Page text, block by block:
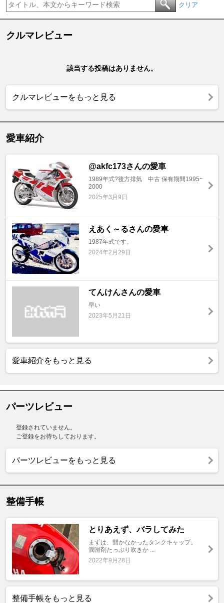
クリア
クルマレビュー
該当する投稿はありません。
クルマレビューをもっと見る
愛車紹介
@akfc173さんの愛車
1989年式?後方排気 中古 保有期間1995~
2000
2025年3月9日
えあく～るさんの愛車
1987年式です。
2024年2月29日
てんけんさんの愛車
早い
2023年5月21日
愛車紹介をもっと見る
パーツレビュー
登録されていません。
ご登録をお待ちしております。
パーツレビューをもっと見る
整備手帳
とりあえず、バラしてみた
まずは、開かなかったタンクキャップ。
潤滑剤たっぷり吹きか ...
2022年9月28日
整備手帳をもっと見る